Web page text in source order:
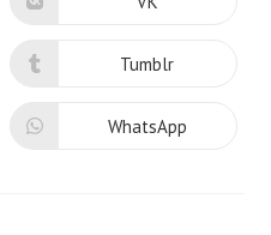
Tumblr
WhatsApp